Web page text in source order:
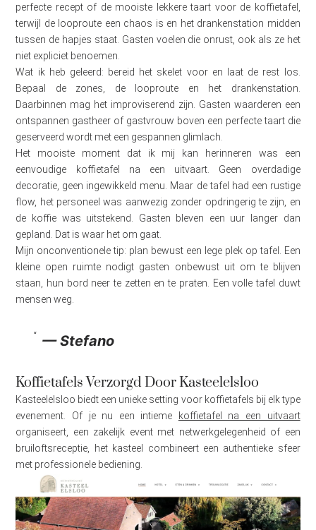
perfecte recept of de mooiste lekkere taart voor de koffietafel,
terwijl de looproute een chaos is en het drankenstation midden
tussen de hapjes staat. Gasten voelen die onrust, ook als ze het
niet expliciet benoemen.
Wat ik heb geleerd: bereid het skelet voor en laat de rest los.
Bepaal de zones, de looproute en het drankenstation.
Daarbinnen mag het improviserend zijn. Gasten waarderen een
ontspannen gastheer of gastvrouw boven een perfecte taart die
geserveerd wordt met een gespannen glimlach.
Het mooiste moment dat ik mij kan herinneren was een
eenvoudige koffietafel na een uitvaart. Geen overdadige
decoratie, geen ingewikkeld menu. Maar de tafel had een rustige
flow, het personeel was aanwezig zonder opdringerig te zijn, en
de koffie was uitstekend. Gasten bleven een uur langer dan
gepland. Dat is waar het om gaat.
Mijn onconventionele tip: plan bewust een lege plek op tafel. Een
kleine open ruimte nodigt gasten onbewust uit om te blijven
staan, hun bord neer te zetten en te praten. Een volle tafel duwt
mensen weg.
— Stefano
Koffietafels Verzorgd Door Kasteelelsloo
Kasteelelsloo biedt een unieke setting voor koffietafels bij elk type
evenement. Of je nu een intieme
koffietafel na een uitvaart
organiseert, een zakelijk event met netwerkgelegenheid of een
bruiloftsreceptie, het kasteel combineert een authentieke sfeer
met professionele bediening.